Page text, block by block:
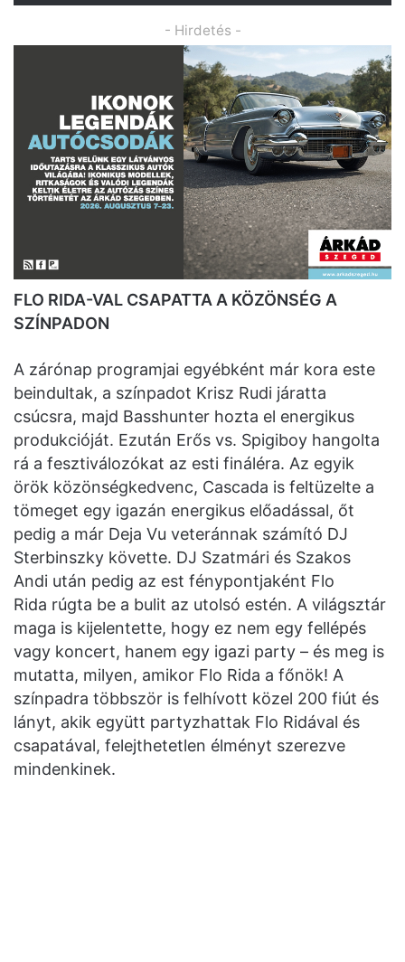
- Hirdetés -
FLO RIDA-VAL CSAPATTA A KÖZÖNSÉG A
SZÍNPADON
A zárónap programjai egyébként már kora este
beindultak, a színpadot Krisz Rudi járatta
csúcsra, majd Basshunter hozta el energikus
produkcióját. Ezután Erős vs. Spigiboy hangolta
rá a fesztiválozókat az esti fináléra. Az egyik
örök közönségkedvenc, Cascada is feltüzelte a
tömeget egy igazán energikus előadással, őt
pedig a már Deja Vu veteránnak számító DJ
Sterbinszky követte. DJ Szatmári és Szakos
Andi után pedig az est fénypontjaként Flo
Rida rúgta be a bulit az utolsó estén. A világsztár
maga is kijelentette, hogy ez nem egy fellépés
vagy koncert, hanem egy igazi party – és meg is
mutatta, milyen, amikor Flo Rida a főnök! A
színpadra többször is felhívott közel 200 fiút és
lányt, akik együtt partyzhattak Flo Ridával és
csapatával, felejthetetlen élményt szerezve
mindenkinek.